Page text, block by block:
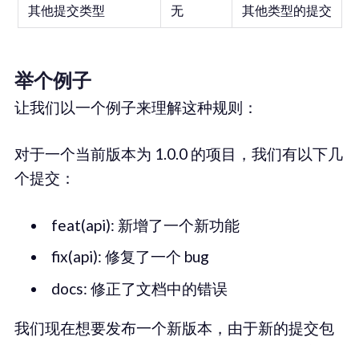
其他提交类型 无 其他类型的提交
举个例子
让我们以一个例子来理解这种规则：
对于一个当前版本为 1.0.0 的项目，我们有以下几
个提交：
feat(api): 新增了一个新功能
fix(api): 修复了一个 bug
docs: 修正了文档中的错误
我们现在想要发布一个新版本，由于新的提交包